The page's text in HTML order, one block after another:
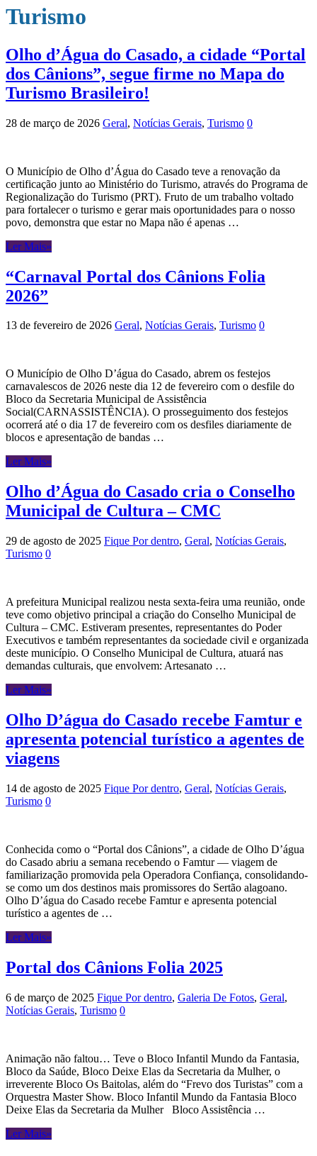
Turismo
Olho d’Água do Casado, a cidade “Portal
dos Cânions”, segue firme no Mapa do
Turismo Brasileiro!
28 de março de 2026 Geral, Notícias Gerais, Turismo 0
O Município de Olho d’Água do Casado teve a renovação da
certificação junto ao Ministério do Turismo, através do Programa de
Regionalização do Turismo (PRT). ​Fruto de um trabalho voltado
para fortalecer o turismo e gerar mais oportunidades para o nosso
povo, demonstra que estar no Mapa não é apenas …
Ler Mais»
“Carnaval Portal dos Cânions Folia
2026”
13 de fevereiro de 2026 Geral, Notícias Gerais, Turismo 0
O Município de Olho D’água do Casado, abrem os festejos
carnavalescos de 2026 neste dia 12 de fevereiro com o desfile do
Bloco da Secretaria Municipal de Assistência
Social(CARNASSISTÊNCIA). O prosseguimento dos festejos
ocorrerá até o dia 17 de fevereiro com os desfiles diariamente de
blocos e apresentação de bandas …
Ler Mais»
Olho d’Água do Casado cria o Conselho
Municipal de Cultura – CMC
29 de agosto de 2025 Fique Por dentro, Geral, Notícias Gerais,
Turismo 0
A prefeitura Municipal realizou nesta sexta-feira uma reunião, onde
teve como objetivo principal a criação do Conselho Municipal de
Cultura – CMC. Estiveram presentes, representantes do Poder
Executivos e também representantes da sociedade civil e organizada
deste município. O Conselho Municipal de Cultura, atuará nas
demandas culturais, que envolvem: Artesanato …
Ler Mais»
Olho D’água do Casado recebe Famtur e
apresenta potencial turístico a agentes de
viagens
14 de agosto de 2025 Fique Por dentro, Geral, Notícias Gerais,
Turismo 0
Conhecida como o “Portal dos Cânions”, a cidade de Olho D’água
do Casado abriu a semana recebendo o Famtur — viagem de
familiarização promovida pela Operadora Confiança, consolidando-
se como um dos destinos mais promissores do Sertão alagoano.
Olho D’água do Casado recebe Famtur e apresenta potencial
turístico a agentes de …
Ler Mais»
Portal dos Cânions Folia 2025
6 de março de 2025 Fique Por dentro, Galeria De Fotos, Geral,
Notícias Gerais, Turismo 0
Animação não faltou… Teve o Bloco Infantil Mundo da Fantasia,
Bloco da Saúde, Bloco Deixe Elas da Secretaria da Mulher, o
irreverente Bloco Os Baitolas, além do “Frevo dos Turistas” com a
Orquestra Master Show. Bloco Infantil Mundo da Fantasia Bloco
Deixe Elas da Secretaria da Mulher Bloco Assistência …
Ler Mais»